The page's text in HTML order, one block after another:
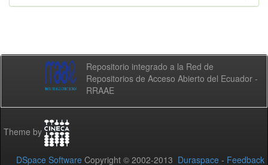
Repositorio integrado a la Red de
Repositorios de Acceso Abierto del Ecuador -
RRAAE
Theme by
DSpace Software Copyright © 2002-2013 Duraspace - Feedback